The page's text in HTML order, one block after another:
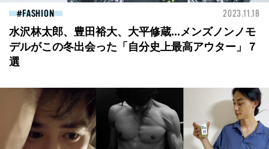
FASHION 2023.11.18
水沢林太郎、豊田裕大、大平修蔵...メンズノンノモ
デルがこの冬出会った「自分史上最高アウター」７
選